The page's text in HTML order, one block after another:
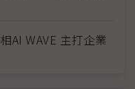
AI WAVE 主打企業